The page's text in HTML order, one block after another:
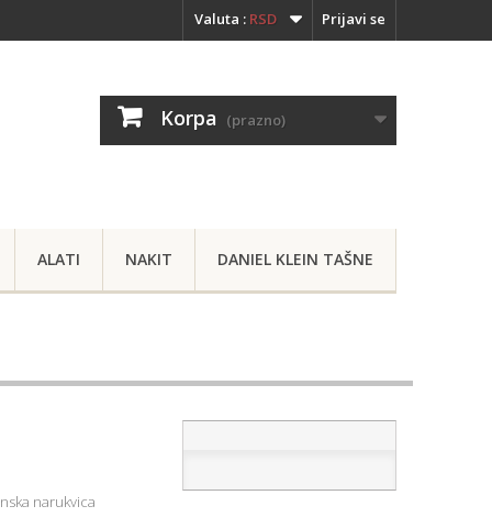
Prijavi se
Valuta : RSD
Korpa (prazno)
ALATI NAKIT DANIEL KLEIN TAŠNE
narukvica